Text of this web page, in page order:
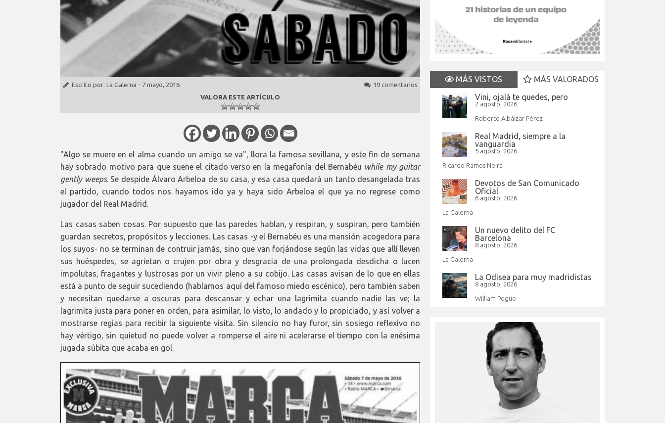
Escrito por: La Galerna - 7 mayo, 2016
19 comentarios
VALORA ESTE ARTÍCULO
"Algo se muere en el alma cuando un amigo se va", llora la famosa sevillana, y este fin de semana
hay sobrado motivo para que suene el citado verso en la megafonía del Bernabéu while my guitar
gently weeps. Se despide Álvaro Arbeloa de su casa, y esa casa quedará un tanto desangelada tras
el partido, cuando todos nos hayamos ido ya y haya sido Arbeloa el que ya no regrese como
jugador del Real Madrid.
Las casas saben cosas. Por supuesto que las paredes hablan, y respiran, y suspiran, pero también
guardan secretos, propósitos y lecciones. Las casas -y el Bernabéu es una mansión acogedora para
los suyos- no se terminan de contruir jamás, sino que van forjándose según las vidas que allí lleven
sus huéspedes, se agrietan o crujen por obra y desgracia de una prolongada desdicha o lucen
impolutas, fragantes y lustrosas por un vivir pleno a su cobijo. Las casas avisan de lo que en ellas
está a punto de seguir sucediendo (hablamos aquí del famoso miedo escénico), pero también saben
y necesitan quedarse a oscuras para descansar y echar una lagrimita cuando nadie las ve; la
lagrimita justa para poner en orden, para asimilar, lo visto, lo andado y lo propiciado, y así volver a
mostrarse regias para recibir la siguiente visita. Sin silencio no hay furor, sin sosiego reflexivo no
hay vértigo, sin quietud no puede volver a romperse el aire ni acelerarse el tiempo con la enésima
jugada súbita que acaba en gol.
MÁS VISTOS
MÁS VALORADOS
Vini, ojalá te quedes, pero
2 agosto, 2026
Roberto Albáizar Pérez
Real Madrid, siempre a la
vanguardia
5 agosto, 2026
Ricardo Ramos Neira
Devotos de San Comunicado
Oficial
6 agosto, 2026
La Galerna
Un nuevo delito del FC
Barcelona
8 agosto, 2026
La Galerna
La Odisea para muy madridistas
8 agosto, 2026
William Pogue